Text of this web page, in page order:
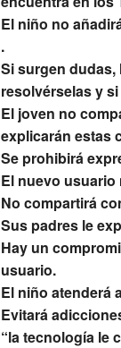
El niño no
.
Si surgen
resolvérselas y
El joven no
explicarán estas
Se prohibirá
El nuevo
No compartirá
Sus padres le
Hay un
usuario.
El niño atenderá
Evitará
“la tecnología le